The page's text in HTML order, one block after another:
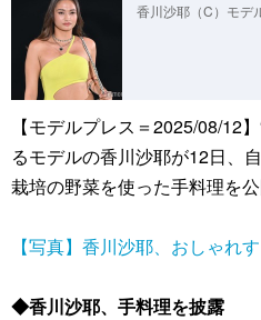
香川沙耶（C）モデ
【モデルプレス＝2025/08/12
るモデルの香川沙耶が12日、
栽培の野菜を使った手料理を公
【写真】香川沙耶、おしゃれ
◆香川沙耶、手料理を披露